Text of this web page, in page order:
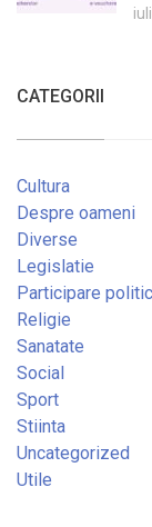
CATEGORII
Cultura
Despre oameni
Diverse
Legislatie
Participare
Religie
Sanatate
Social
Sport
Stiinta
Uncategorized
Utile